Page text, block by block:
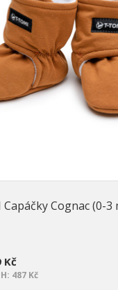
Cognac (0-3
Kč
487 Kč